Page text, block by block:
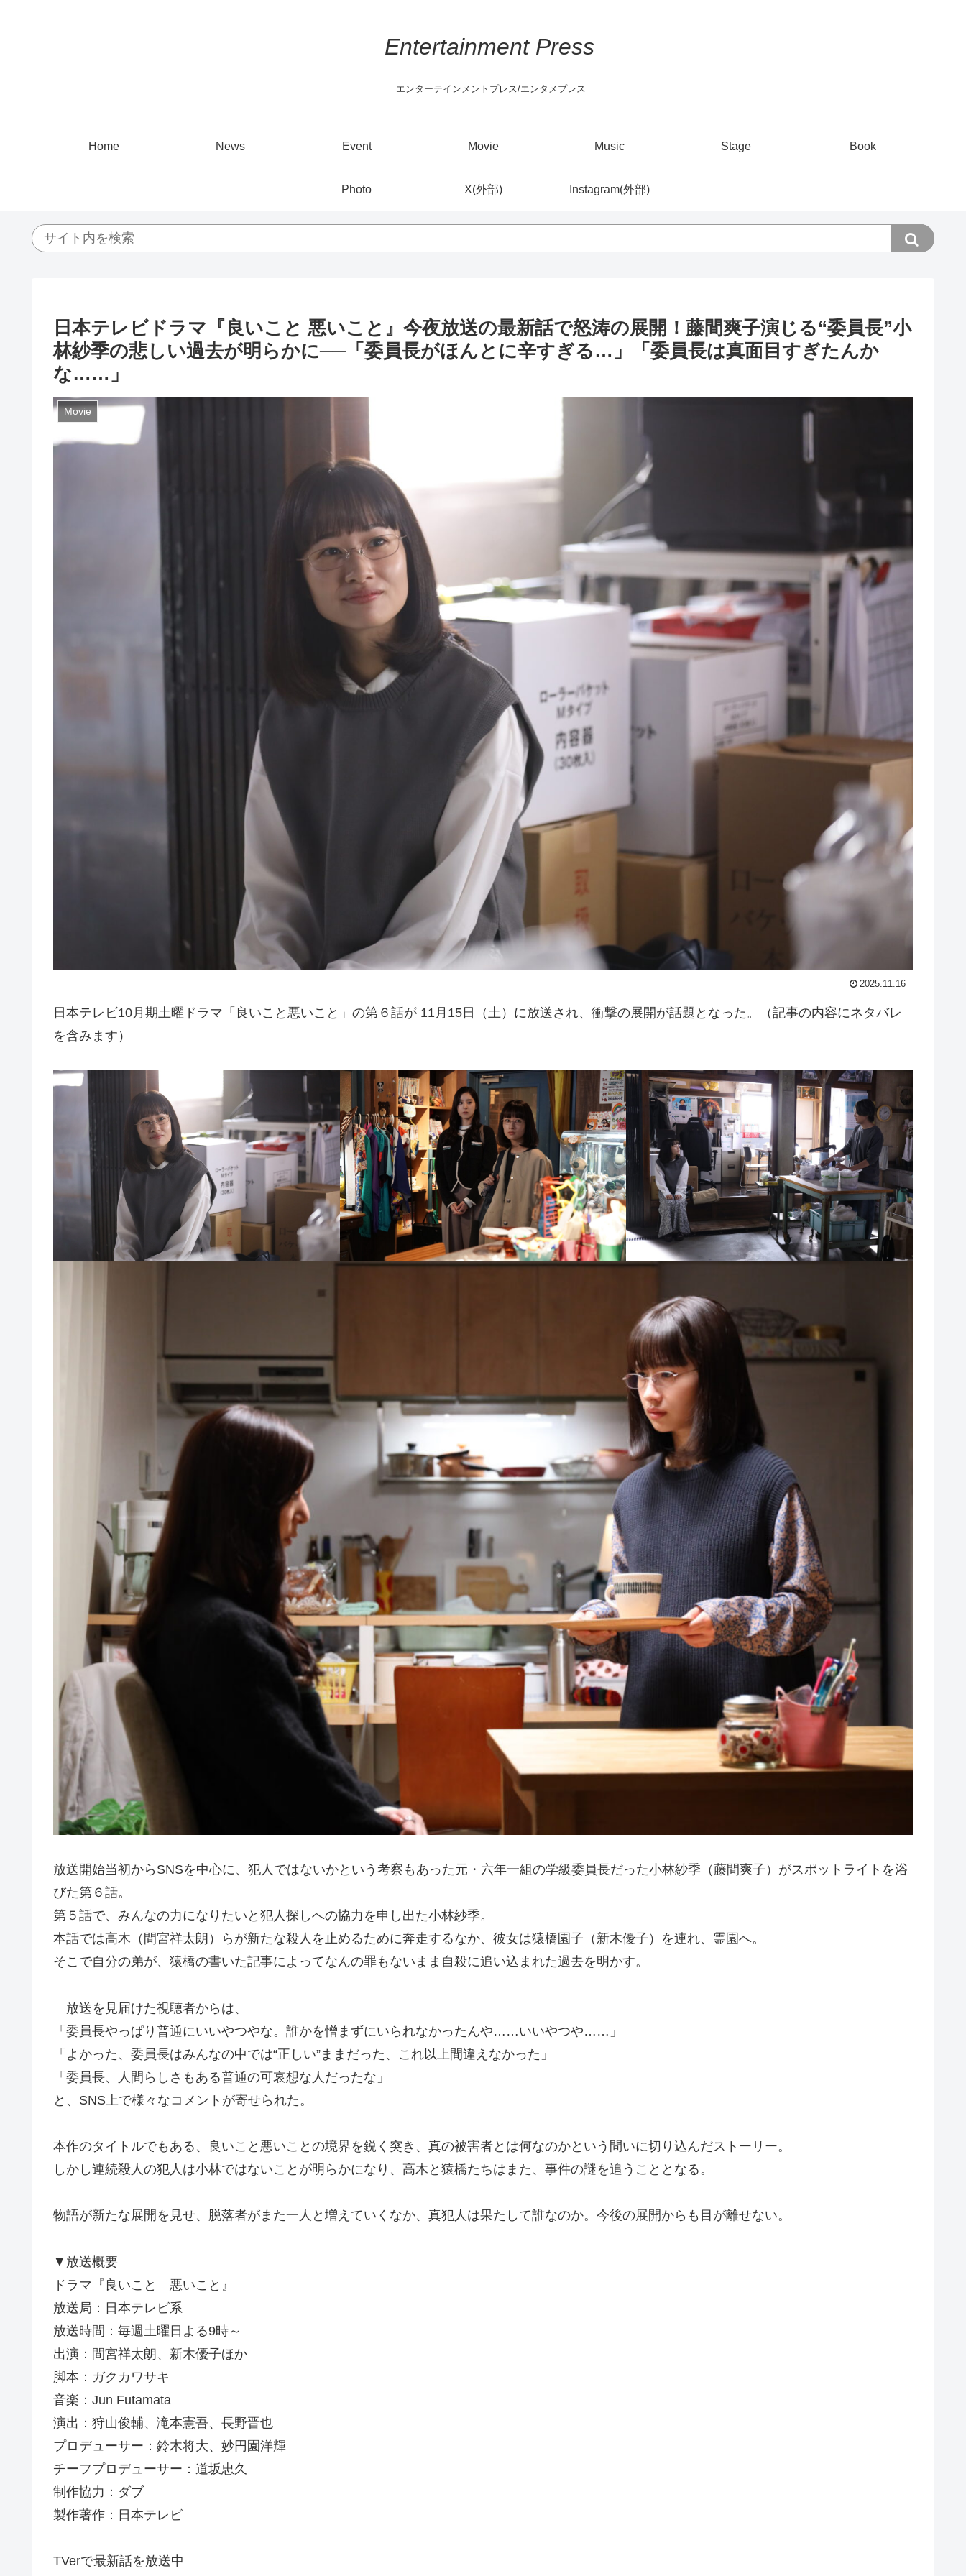
Entertainment Press
エンターテインメントプレス/エンタメプレス
Home News Event Movie Music Stage Book
Photo X(外部) Instagram(外部)
日本テレビドラマ『良いこと 悪いこと』今夜放送の最新話で怒涛の展開！藤間爽子演じる“委員長”小
林紗季の悲しい過去が明らかに──「委員長がほんとに辛すぎる…」「委員長は真面目すぎたんか
な……」
Movie
2025.11.16
日本テレビ10月期土曜ドラマ「良いこと悪いこと」の第６話が 11月15日（土）に放送され、衝撃の展開が話題となった。（記事の内容にネタバレ
を含みます）
放送開始当初からSNSを中心に、犯人ではないかという考察もあった元・六年一組の学級委員長だった小林紗季（藤間爽子）がスポットライトを浴
びた第６話。
第５話で、みんなの力になりたいと犯人探しへの協力を申し出た小林紗季。
本話では高木（間宮祥太朗）らが新たな殺人を止めるために奔走するなか、彼女は猿橋園子（新木優子）を連れ、霊園へ。
そこで自分の弟が、猿橋の書いた記事によってなんの罪もないまま自殺に追い込まれた過去を明かす。
放送を見届けた視聴者からは、
「委員長やっぱり普通にいいやつやな。誰かを憎まずにいられなかったんや……いいやつや……」
「よかった、委員長はみんなの中では“正しい”ままだった、これ以上間違えなかった」
「委員長、人間らしさもある普通の可哀想な人だったな」
と、SNS上で様々なコメントが寄せられた。
本作のタイトルでもある、良いこと悪いことの境界を鋭く突き、真の被害者とは何なのかという問いに切り込んだストーリー。
しかし連続殺人の犯人は小林ではないことが明らかになり、高木と猿橋たちはまた、事件の謎を追うこととなる。
物語が新たな展開を見せ、脱落者がまた一人と増えていくなか、真犯人は果たして誰なのか。今後の展開からも目が離せない。
▼放送概要
ドラマ『良いこと 悪いこと』
放送局：日本テレビ系
放送時間：毎週土曜日よる9時～
出演：間宮祥太朗、新木優子ほか
脚本：ガクカワサキ
音楽：Jun Futamata
演出：狩山俊輔、滝本憲吾、長野晋也
プロデューサー：鈴木将大、妙円園洋輝
チーフプロデューサー：道坂忠久
制作協力：ダブ
製作著作：日本テレビ
TVerで最新話を放送中